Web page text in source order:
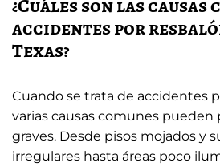
¿Cuáles son las causas
accidentes por
Texas?
Cuando se trata de accidentes
varias causas comunes pueden
graves. Desde pisos mojados y
irregulares hasta áreas poco